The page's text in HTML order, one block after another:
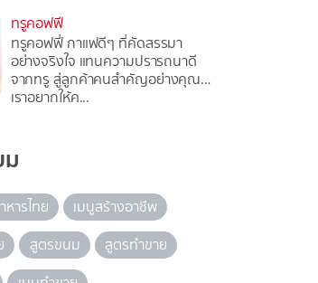
ทรูคอฟฟี
ทรูคอฟฟี่ กาแฟดีๆ ที่คัดสรรมา
อย่างจริงใจ แทนความปรารถนาดี
จากทรู สู่ลูกค้าคนสำคัญอย่างคุณ…
เราอยากให้ค...
หารไทย
เมนูสร้างอาชีพ
สูตรขนม
สูตรทำขาย